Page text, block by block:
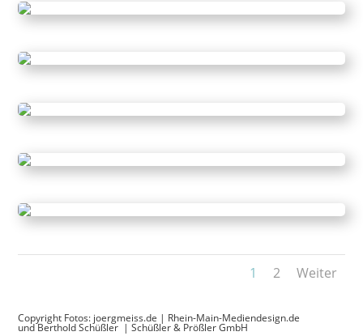
1 2 Weiter
Copyright Fotos: joergmeiss.de | Rhein-Main-Mediendesign.de
und Berthold Schüßler |Schüßler & Prößler GmbH